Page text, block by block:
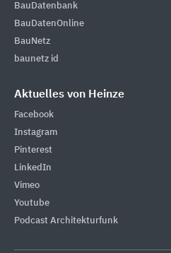
BauDatenbank
BauDatenOnline
BauNetz
baunetz id
Aktuelles von Heinze
Facebook
Instagram
Pinterest
LinkedIn
Vimeo
Youtube
Podcast Architekturfunk